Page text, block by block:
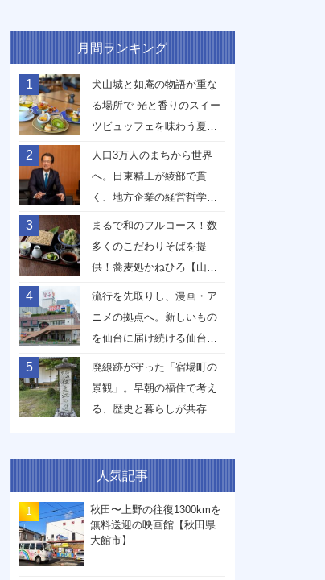
月間ランキング
1
犬山城と如庵の物語が重な
る場所で 光と香りのスイー
ツビュッフェを味わう夏
2
人口3万人のまちから世界
へ。日東精工が綾部で貫
く、地方企業の経営哲学
【京都府綾部市】
3
まるで和のフルコース！数
多くのこだわりそばを提
供！蕎麦処かねひろ【山形
県山形市】
4
流行を先取りし、漫画・ア
ニメの拠点へ。新しいもの
を仙台に届け続ける仙台駅
前イービーンズ【宮城県仙
台市】
5
廃線跡が守った「宿場町の
景観」。早朝の福住で考え
る、歴史と暮らしが共存す
人気記事
秋田〜上野の往復1300kmを
無料送迎の映画館【秋田県
大館市】